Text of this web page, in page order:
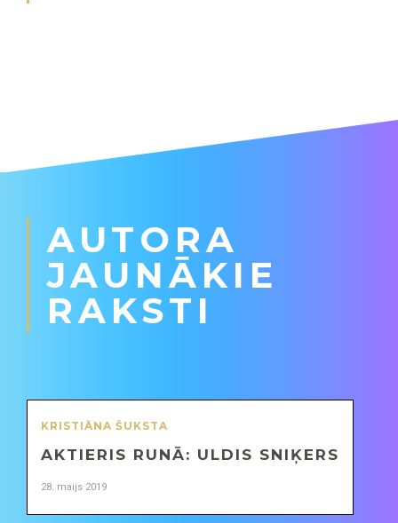
AUTORA
JAUNĀKIE
RAKSTI
KRISTIĀNA ŠUKSTA
AKTIERIS RUNĀ: ULDIS SNIĶERS
28. maijs 2019